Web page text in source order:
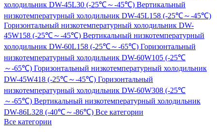
холодильник DW-45L30 (-25℃～-45℃) Вертикальный
низкотемпературный холодильник DW-45L158 (-25℃～-45℃)
Горизонтальный низкотемпературный холодильник DW-
45W158 (-25℃～-45℃) Вертикальный низкотемпературный
холодильник DW-60L158 (-25℃～-65℃) Горизонтальный
низкотемпературный холодильник DW-60W105 (-25℃
～-65℃) Горизонтальный низкотемпературный холодильник
DW-45W418 (-25℃～-45℃) Горизонтальный
низкотемпературный холодильник DW-60W308 (-25℃
～-65℃) Вертикальный низкотемпературный холодильник
DW-86L328 (-40℃～-86℃) Все категории
Все категории